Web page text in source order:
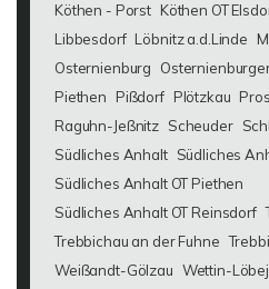
Köthen - Porst Köthen OT
Libbesdorf Löbnitz a.d.Linde
Osternienburg
Piethen
Pißdorf Plötzkau
Raguhn-Jeßnitz Scheuder
Südliches Anhalt Südliches
Südliches Anhalt OT Piethen
Südliches Anhalt OT Reinsdorf
Trebbichau an der Fuhne
Weißandt-Gölzau Wettin-